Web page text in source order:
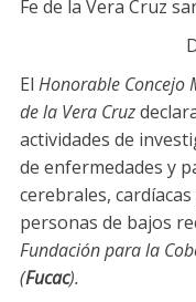
Fe de la Vera Cruz
El Honorable Concejo
de la Vera Cruz
actividades de
de enfermedades y
cerebrales,
personas de bajos
Fundación para la
(Fucac).